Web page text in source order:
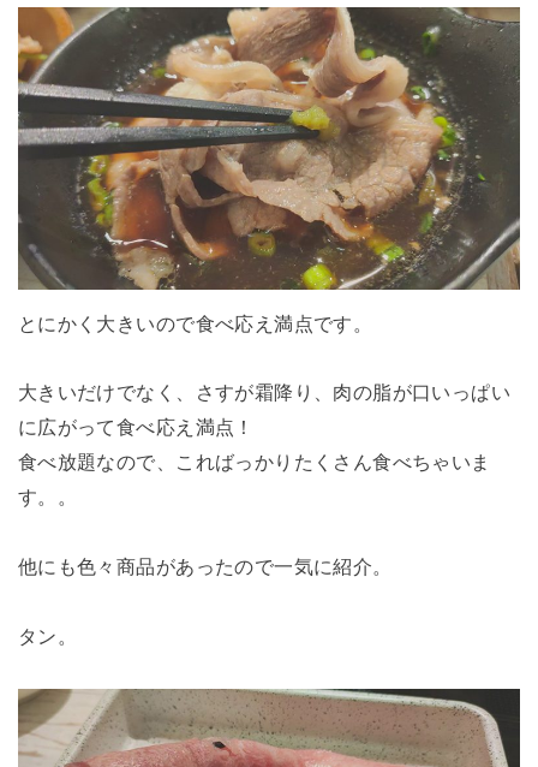
とにかく大きいので食べ応え満点です。
大きいだけでなく、さすが霜降り、肉の脂が口いっぱい
に広がって食べ応え満点！
食べ放題なので、こればっかりたくさん食べちゃいま
す。。
他にも色々商品があったので一気に紹介。
タン。